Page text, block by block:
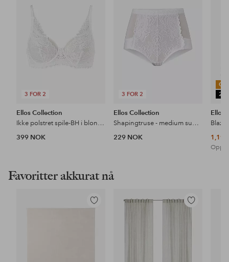
3 FOR 2
Ellos Collection
Ikke polstret spile-BH i blonder
399 NOK
3 FOR 2
Ellos Collection
Shapingtruse - medium support
229 NOK
Ellos
Favoritter akkurat nå
Legg
Legg